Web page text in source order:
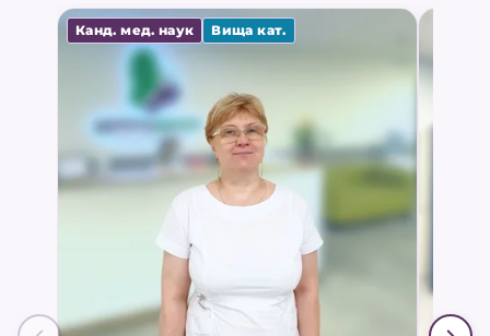
Канд. мед. наук Вища кат.